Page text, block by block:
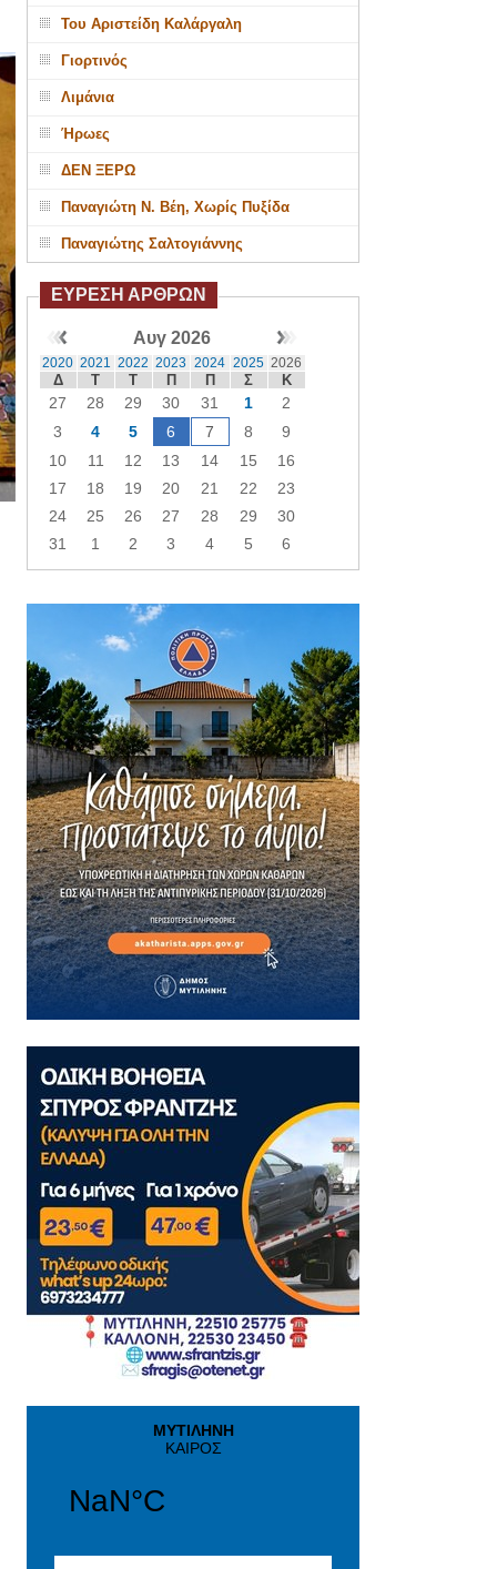
Του Αριστείδη Καλάργαλη
Γιορτινός
Λιμάνια
Ήρωες
ΔΕΝ ΞΕΡΩ
Παναγιώτη Ν. Βέη, Χωρίς Πυξίδα
Παναγιώτης Σαλτογιάννης
ΕΥΡΕΣΗ ΑΡΘΡΩΝ
Αυγ 2026
2020 2021 2022 2023 2024 2025 2026
Δ Τ Τ Π Π Σ Κ
27 28 29 30 31 1
2
3
4 5 6 7 8
9
10
11 12 13 14 15
16
17
18 19 20 21 22
23
24
25 26 27 28 29
30
31
1 2 3 4 5 6